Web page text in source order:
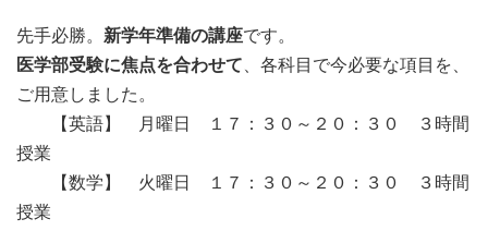
先手必勝。 新学年準備の講座です。
医学部受験に焦点を合わせて 、各科目で今必要な項目を、
ご用意しました。
【英語】 月曜日 １７：３０～２０：３０ ３時間
授業
【数学】 火曜日 １７：３０～２０：３０ ３時間
授業